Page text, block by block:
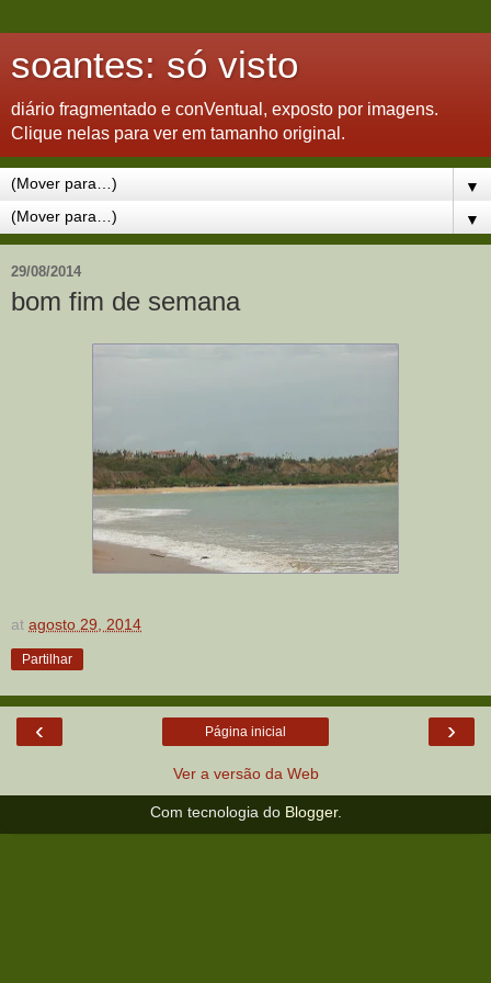
soantes: só visto
diário fragmentado e conVentual, exposto por imagens.
Clique nelas para ver em tamanho original.
▼
▼
29/08/2014
bom fim de semana
at agosto 29, 2014
Partilhar
‹ ›
Página inicial
Ver a versão da Web
Com tecnologia do Blogger.